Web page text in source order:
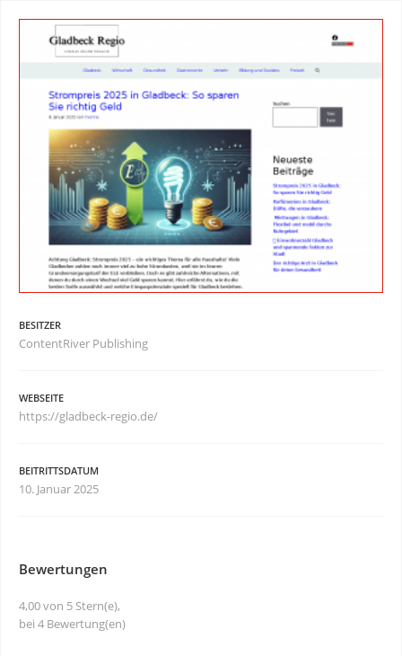
BESITZER
ContentRiver Publishing
WEBSEITE
https://gladbeck-regio.de/
BEITRITTSDATUM
10. Januar 2025
Bewertungen
4,00 von 5 Stern(e),
bei 4 Bewertung(en)